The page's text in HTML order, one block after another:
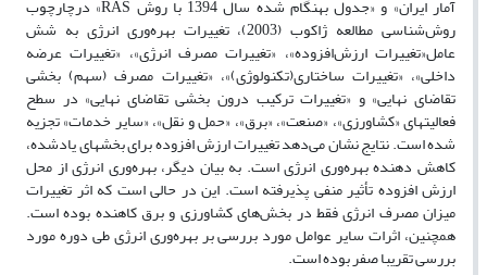
آمار ایران» و «جدول بهنگام شده سال 1394 با روش RAS» درچارچوب
روش‌شناسی مطالعه ژاکوب (2003)، تغییرات بهره‌وری انرژی به شش
عامل«تغییرات ارزش‌افزوده»، «تغییرات مصرف انرژی»، «تغییرات عرضه
داخلی»، «تغییرات ساختاری(تکنولوژی)»، «تغییرات مصرف (سهم) بخشی
تقاضای نهایی» و «تغییرات ترکیب درون بخشی تقاضای نهایی» در سطح
فعالیتهای «کشاورزی»، «صنعت»، «برق»، «حمل و نقل»، «سایر خدمات» تجزیه
شده است. نتایج نشان می‌دهد تغییرات ارزش افزوده برای بخشهای یادشده،
کاهش دهنده بهره‌وری انرژی است. به بیان دیگر، بهره‌وری انرژی از محل
ارزش افزوده تأثیر منفی پذیرفته است. این در حالی است که اثر تغییرات
میزان مصرف انرژی فقط در بخش‌‌های کشاورزی و برق کاهنده بوده است.
همچنین، اثرات سایر عوامل مورد بررسی بر بهره‌وری انرژی طی دوره مورد
بررسی تقریبا صفر بوده است.